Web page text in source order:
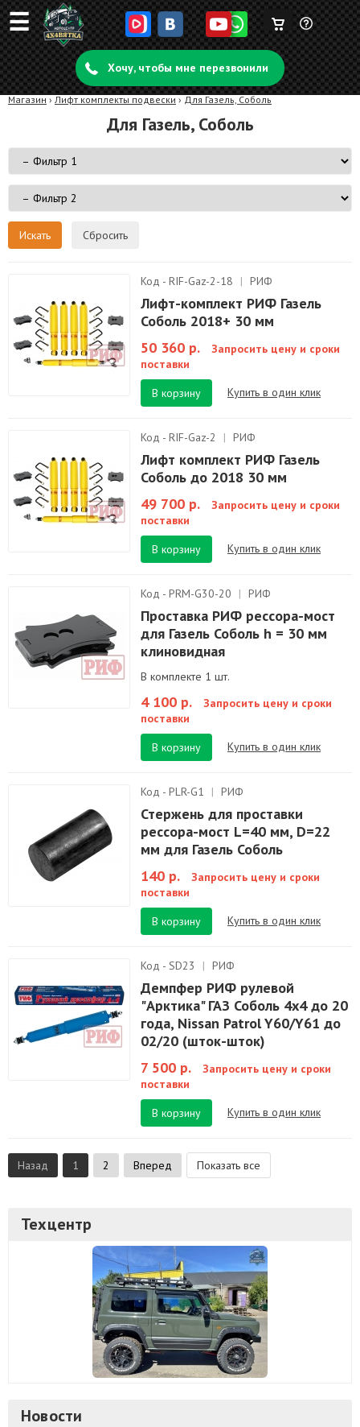
☰ Задать
вопрос
Корзина
пуста
Хочу, чтобы мне перезвонили
Магазин › Лифт комплекты подвески › Для Газель, Соболь
Для Газель, Соболь
Сбросить
Код - RIF-Gaz-2-18 | РИФ
Лифт-комплект РИФ Газель
Соболь 2018+ 30 мм
50 360 р.
Запросить цену и сроки
поставки
В корзину
Купить в один клик
Код - RIF-Gaz-2 | РИФ
Лифт комплект РИФ Газель
Соболь до 2018 30 мм
49 700 р.
Запросить цену и сроки
поставки
В корзину
Купить в один клик
Код - PRM-G30-20 | РИФ
Проставка РИФ рессора-мост
для Газель Соболь h = 30 мм
клиновидная
В комплекте 1 шт.
4 100 р.
Запросить цену и сроки
поставки
В корзину
Купить в один клик
Код - PLR-G1 | РИФ
Стержень для проставки
рессора-мост L=40 мм, D=22
мм для Газель Соболь
140 р.
Запросить цену и сроки
поставки
В корзину
Купить в один клик
Код - SD23 | РИФ
Демпфер РИФ рулевой
"Арктика" ГАЗ Соболь 4x4 до 20
года, Nissan Patrol Y60/Y61 до
02/20 (шток-шток)
7 500 р.
Запросить цену и сроки
поставки
В корзину
Купить в один клик
Назад 1 2 Вперед Показать все
Техцентр
Новости